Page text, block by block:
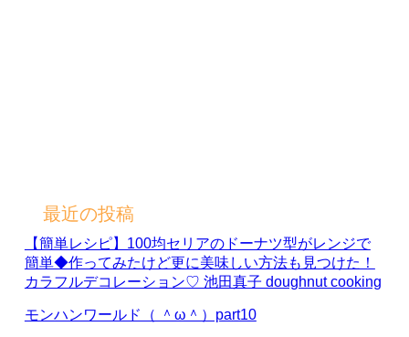
最近の投稿
【簡単レシピ】100均セリアのドーナツ型がレンジで
簡単◆作ってみたけど更に美味しい方法も見つけた！
カラフルデコレーション♡ 池田真子 doughnut cooking
モンハンワールド（ ＾ω＾）part10